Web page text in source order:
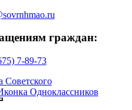
граждан:
7-89-73